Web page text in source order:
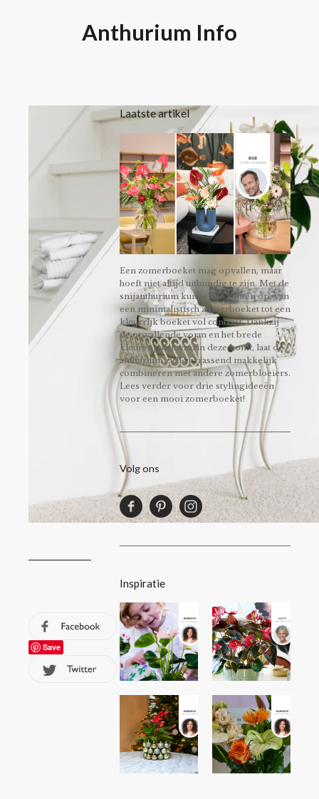
Anthurium Info
Save
Laatste artikel
Een zomerboeket mag opvallen, maar
hoeft niet altijd uitbundig te zijn. Met de
snijanthurium kun je alle kanten op: van
een minimalistisch zomerboeket tot een
kleurrijk boeket vol contrast. Dankzij
de opvallende vorm en het brede
kleurenpalet waarin deze komt, laat de
anthurium zich verrassend makkelijk
combineren met andere zomerbloeiers.
Lees verder voor drie stylingideeën
voor een mooi zomerboeket!
Volg ons
Inspiratie